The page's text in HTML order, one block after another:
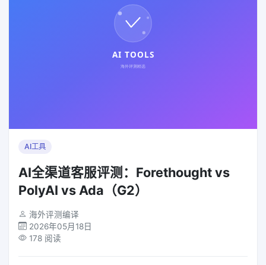
AI工具
AI全渠道客服评测：Forethought vs
PolyAI vs Ada（G2）
海外评测编译
2026年05月18日
178 阅读